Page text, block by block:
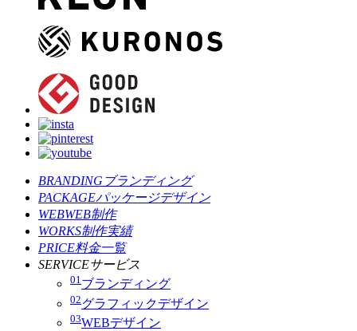
BRANDING ブランディング
PACKAGEパッケージデザイン
WEBWEB制作
WORKS制作実績
PRICE料金一覧
SERVICEサービス
01ブランディング
02グラフィックデザイン
03WEBデザイン